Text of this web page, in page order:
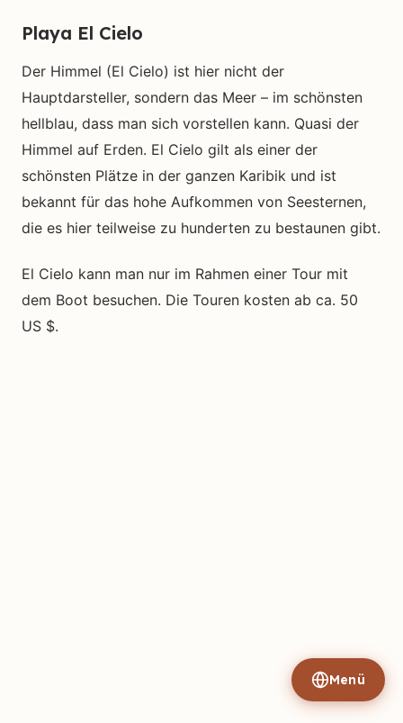
Playa El Cielo
Der Himmel (El Cielo) ist hier nicht der
Hauptdarsteller, sondern das Meer – im schönsten
hellblau, dass man sich vorstellen kann. Quasi der
Himmel auf Erden. El Cielo gilt als einer der
schönsten Plätze in der ganzen Karibik und ist
bekannt für das hohe Aufkommen von Seesternen,
die es hier teilweise zu hunderten zu bestaunen gibt.
El Cielo kann man nur im Rahmen einer Tour mit
dem Boot besuchen. Die Touren kosten ab ca. 50
US $.
Menü